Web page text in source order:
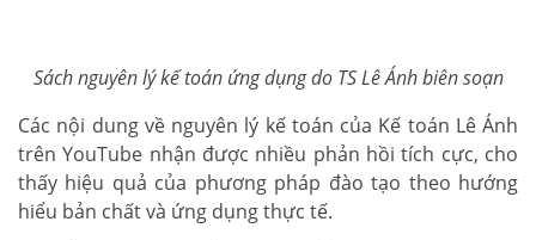
Sách nguyên lý kế toán ứng dụng do TS Lê Ánh biên soạn
Các nội dung về nguyên lý kế toán của Kế toán Lê Ánh
trên YouTube nhận được nhiều phản hồi tích cực, cho
thấy hiệu quả của phương pháp đào tạo theo hướng
hiểu bản chất và ứng dụng thực tế.